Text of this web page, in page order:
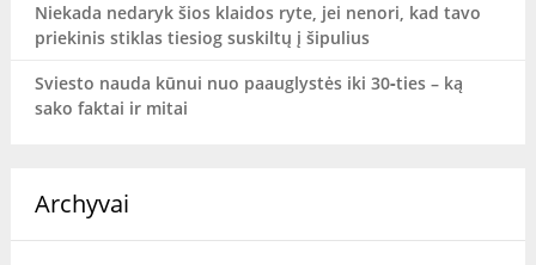
Niekada nedaryk šios klaidos ryte, jei nenori, kad tavo
priekinis stiklas tiesiog suskiltų į šipulius
Sviesto nauda kūnui nuo paauglystės iki 30‑ties – ką
sako faktai ir mitai
Archyvai